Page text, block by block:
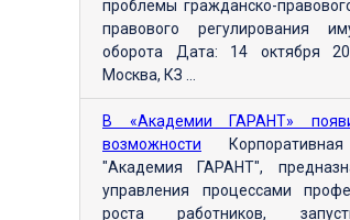
проблемы гражданско-
правового регулирования
оборота Дата: 14 октября
Москва, КЗ ...
В «Академии ГАРАНТ»
возможности
"Академия ГАРАНТ",
управления процессами
роста работников,